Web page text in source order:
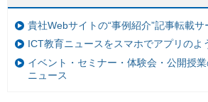
貴社Webサイトの“事例紹介”記事転載サ
ICT教育ニュースをスマホでアプリのよ
イベント・セミナー・体験会・公開授
ニュース